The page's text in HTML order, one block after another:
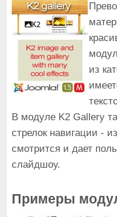
из
В модуле K2 Gallery
стрелок навигации -
смотрится и дает
слайдшоу.
Примеры